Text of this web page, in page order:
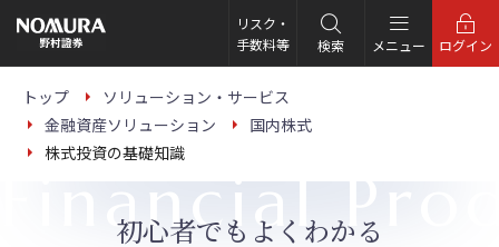
の
ー
リスク・
手数料等
検索 メニュー ログイン
トップ
ソリューション・サービス
金融資産ソリューション
国内株式
株式投資の基礎知識
Financial
初心者でもよくわかる